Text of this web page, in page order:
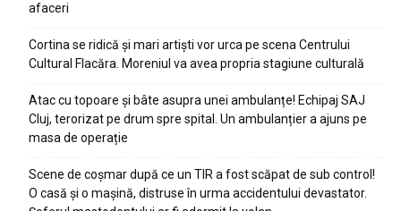
afaceri
Cortina se ridică și mari artiști vor urca pe scena Centrului
Cultural Flacăra. Moreniul va avea propria stagiune culturală
Atac cu topoare și bâte asupra unei ambulanțe! Echipaj SAJ
Cluj, terorizat pe drum spre spital. Un ambulanțier a ajuns pe
masa de operație
Scene de coșmar după ce un TIR a fost scăpat de sub control!
O casă și o mașină, distruse în urma accidentului devastator.